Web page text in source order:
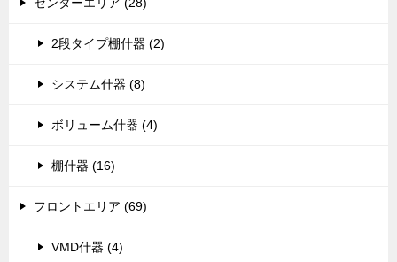
2段タイプ棚什器 (2)
システム什器 (8)
ボリューム什器 (4)
棚什器 (16)
フロントエリア (69)
VMD什器 (4)